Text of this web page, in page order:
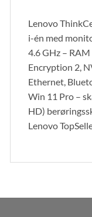
Lenovo
i-én med
4.6 GHz – RAM
Encryption 2,
Ethernet,
Win 11 Pro –
HD)
Lenovo